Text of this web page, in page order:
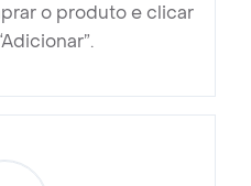
o produto e clicar